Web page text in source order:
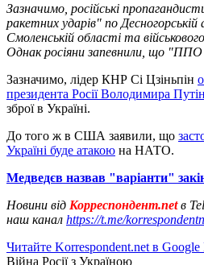
Зазначимо, російські
ракетних ударів" по Десногорській
Смоленській області та
Однак росіяни запевнили, що "ППО
Зазначимо, лідер КНР Сі Цзіньпін
президента Росії Володимира
зброї в Україні.
До того ж в США заявили, що
Україні буде атакою на НАТО.
Медведєв назвав "варіанти"
Новини від Корреспондент.netв
наш канал https://t.me/
Читайте Korrespondent.net в Google
Війна Росії з Україною